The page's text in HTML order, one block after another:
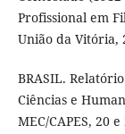
Profissional em
União da Vitória,
BRASIL.
Ciências e
MEC/CAPES, 20